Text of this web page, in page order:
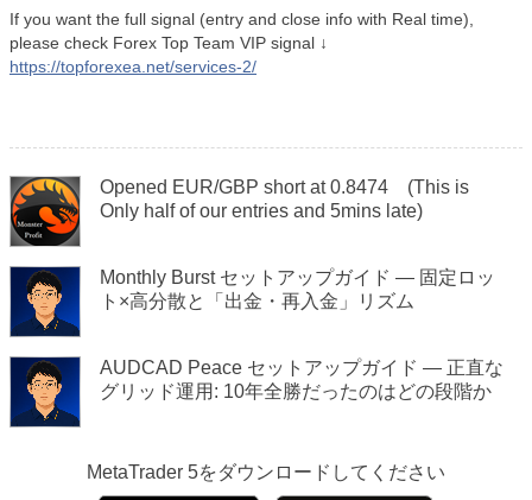
If you want the full signal (entry and close info with Real time),
please check Forex Top Team VIP signal ↓
https://topforexea.net/services-2/
Opened EUR/GBP short at 0.8474 (This is
Only half of our entries and 5mins late)
Monthly Burst セットアップガイド — 固定ロッ
ト×高分散と「出金・再入金」リズム
AUDCAD Peace セットアップガイド — 正直な
グリッド運用: 10年全勝だったのはどの段階か
MetaTrader 5をダウンロードしてください